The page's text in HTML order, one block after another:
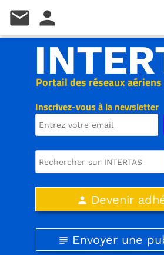
Inscrivez-vous à la newsletter
Portail des réseaux
person Devenir
subject Envoyer une
mail person